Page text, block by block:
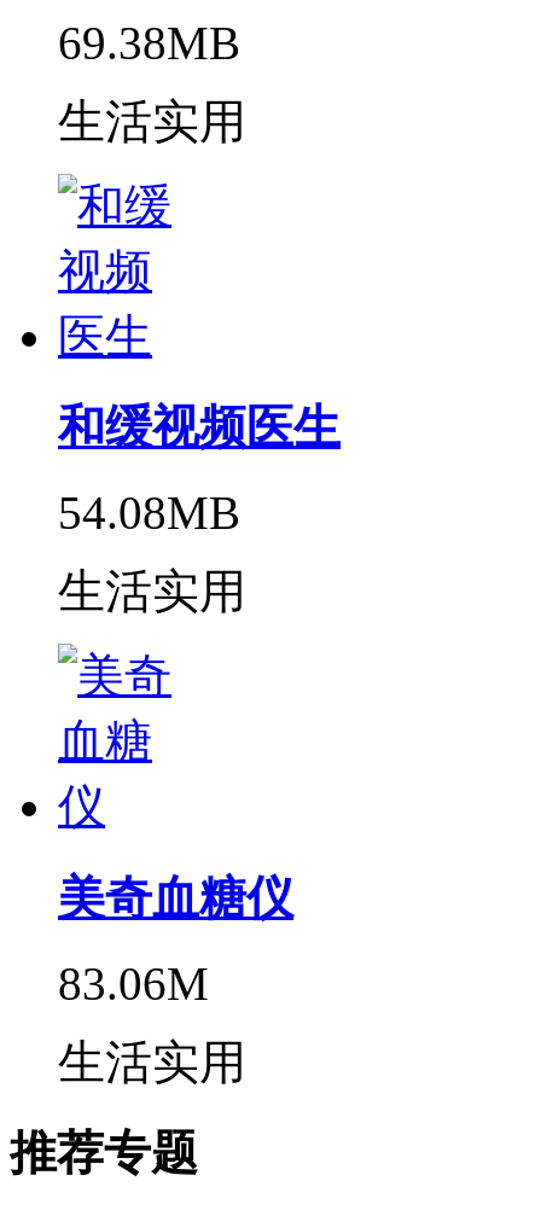
69.38MB
生活实用
和缓视频医生
54.08MB
生活实用
美奇血糖仪
83.06M
生活实用
推荐专题